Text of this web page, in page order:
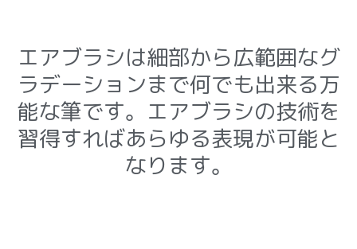
エアブラシは細部から広範囲なグ
ラデーションまで何でも出来る万
能な筆です。 エアブラシの技術を
習得すればあらゆる表現が可能と
なります。